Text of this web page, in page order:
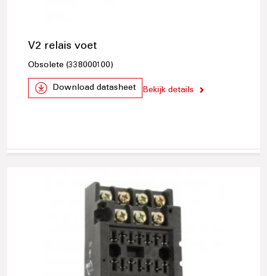
V2 relais voet
Obsolete (338000100)
Download datasheet Bekijk details